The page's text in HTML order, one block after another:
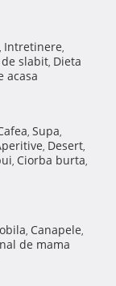
, Intretinere,
slabit, Dieta
acasa
, Supa,
, Desert,
, Ciorba burta,
, Canapele,
de mama